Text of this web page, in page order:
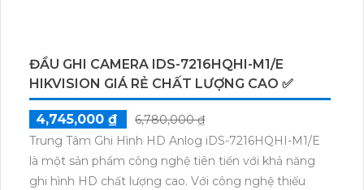
chống trộm PIR, giúp đảm bảo an ninh và hạn chế
các hành vi xâm nhập trái phép. Đặc biệt, camera còn
hỗ trợ công nghệ giám sát ban đêm thông qua
hồng ngoại 20m và công nghệ hồng ngoại thông
minh Smart IR, mang lại trải nghiệm tối ưu hơn cho
ĐẦU GHI CAMERA IDS-7216HQHI-M1/E
HIKVISION GIÁ RẺ CHẤT LƯỢNG CAO ✅
4,745,000 ₫
6,780,000 ₫
Trung Tâm Ghi Hình HD Anlog iDS-7216HQHI-M1/E
là một sản phẩm công nghệ tiên tiến với khả năng
ghi hình HD chất lượng cao. Với công nghệ thiếu